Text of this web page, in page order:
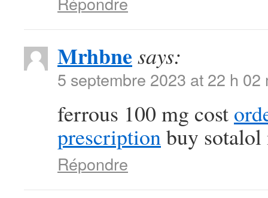
Mrhbne says:
5 septembre 2023 at 22 h 02
ferrous 100 mg cost
prescriptionbuy
Répondre